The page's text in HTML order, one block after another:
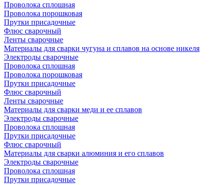
Проволока сплошная
Проволока порошковая
Прутки присадочные
Флюс сварочный
Ленты сварочные
Материалы для сварки чугуна и сплавов на основе никеля
Электроды сварочные
Проволока сплошная
Проволока порошковая
Прутки присадочные
Флюс сварочный
Ленты сварочные
Материалы для сварки меди и ее сплавов
Электроды сварочные
Проволока сплошная
Прутки присадочные
Флюс сварочный
Материалы для сварки алюминия и его сплавов
Электроды сварочные
Проволока сплошная
Прутки присадочные